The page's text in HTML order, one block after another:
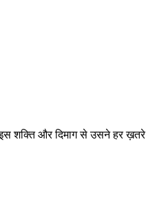
शक्ति और दिमाग से उसने हर ख़तरे